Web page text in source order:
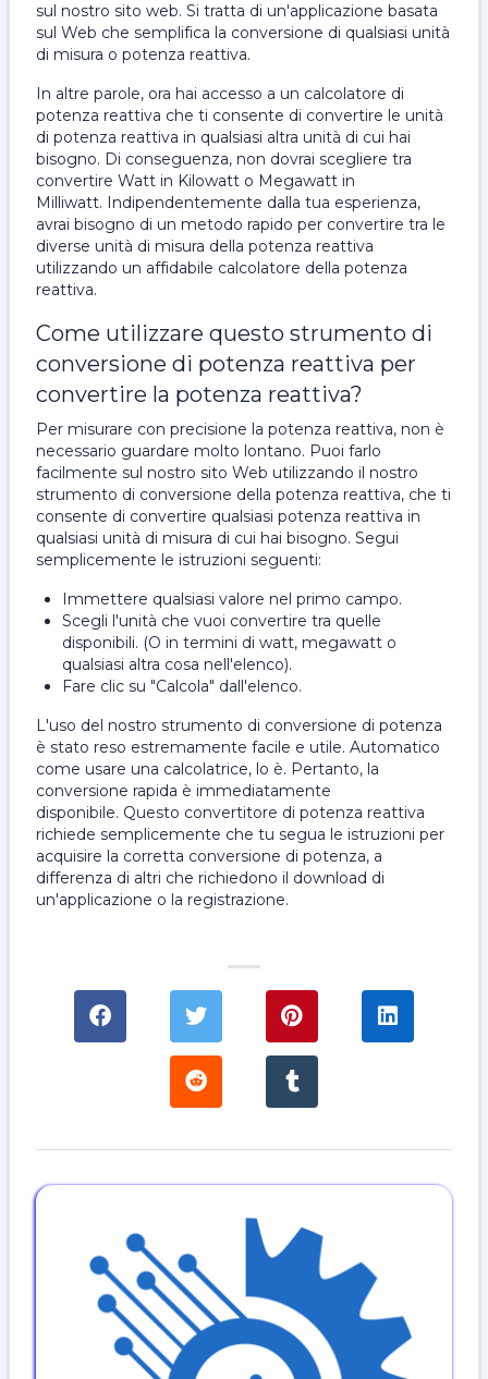
sul nostro sito web. Si tratta di un'applicazione basata
sul Web che semplifica la conversione di qualsiasi unità
di misura o potenza reattiva.
In altre parole, ora hai accesso a un calcolatore di
potenza reattiva che ti consente di convertire le unità
di potenza reattiva in qualsiasi altra unità di cui hai
bisogno. Di conseguenza, non dovrai scegliere tra
convertire Watt in Kilowatt o Megawatt in
Milliwatt. Indipendentemente dalla tua esperienza,
avrai bisogno di un metodo rapido per convertire tra le
diverse unità di misura della potenza reattiva
utilizzando un affidabile calcolatore della potenza
reattiva.
Come utilizzare questo strumento di
conversione di potenza reattiva per
convertire la potenza reattiva?
Per misurare con precisione la potenza reattiva, non è
necessario guardare molto lontano. Puoi farlo
facilmente sul nostro sito Web utilizzando il nostro
strumento di conversione della potenza reattiva, che ti
consente di convertire qualsiasi potenza reattiva in
qualsiasi unità di misura di cui hai bisogno. Segui
semplicemente le istruzioni seguenti:
Immettere qualsiasi valore nel primo campo.
Scegli l'unità che vuoi convertire tra quelle
disponibili. (O in termini di watt, megawatt o
qualsiasi altra cosa nell'elenco).
Fare clic su "Calcola" dall'elenco.
L'uso del nostro strumento di conversione di potenza
è stato reso estremamente facile e utile. Automatico
come usare una calcolatrice, lo è. Pertanto, la
conversione rapida è immediatamente
disponibile. Questo convertitore di potenza reattiva
richiede semplicemente che tu segua le istruzioni per
acquisire la corretta conversione di potenza, a
differenza di altri che richiedono il download di
un'applicazione o la registrazione.